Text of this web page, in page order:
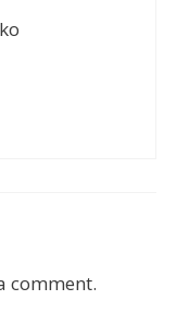
comment.